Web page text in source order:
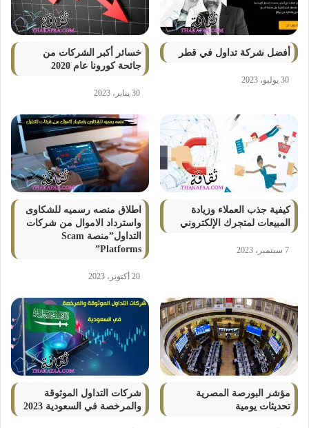
أفضل شركة تداول في قطر
30 يوليو، 2023
خسائر أكبر الشركات من
جائحة كورونا عام 2020
30 يناير، 2023
كيفية جذب العملاء وزيادة
المبيعات لمتجرك الإلكتروني
7 سبتمبر، 2023
اطلاق منصه رسميه للشكاوى
واسترداد الاموال من شركات
التداول”منصة Scam
Platforms”
20 أكتوبر، 2023
مؤشر البورصة المصرية
تحديثات يومية
شركات التداول الموثوقة
والمرخصة في السعودية 2023